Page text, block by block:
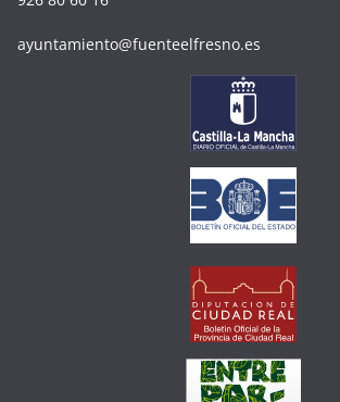
ayuntamiento@fuenteelfresno.es